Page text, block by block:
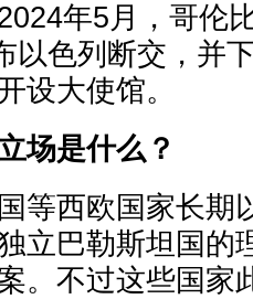
年5月，哥伦
以色列断交，并
设大使馆。
场是什么？
等西欧国家长期
立巴勒斯坦国的
。不过这些国家